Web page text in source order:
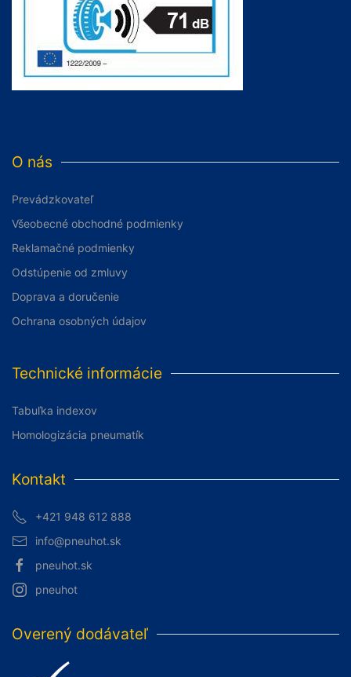
O nás
Prevádzkovateľ
Všeobecné obchodné podmienky
Reklamačné podmienky
Odstúpenie od zmluvy
Doprava a doručenie
Ochrana osobných údajov
Technické informácie
Tabuľka indexov
Homologizácia pneumatík
Kontakt
+421 948 612 888
info@pneuhot.sk
pneuhot.sk
pneuhot
Overený dodávateľ